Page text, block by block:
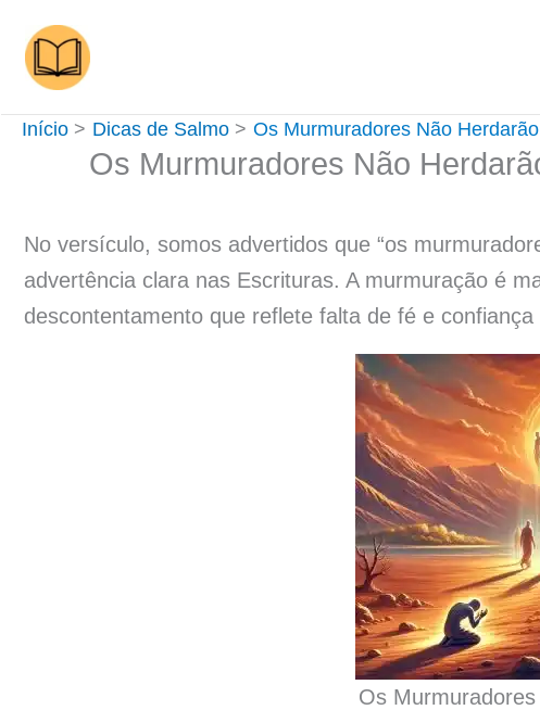
para
conteúdo
Início Dicas de Salmo Os Murmuradores Não
Os Murmuradores Não
No versículo, somos advertidos que “os
advertência clara nas Escrituras. A murmuração é
descontentamento que reflete falta de fé e confiança
Os